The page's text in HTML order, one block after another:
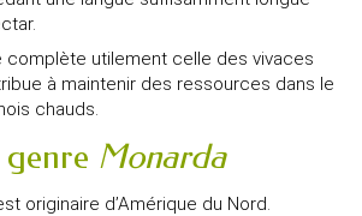
complète utilement celle des vivaces
à maintenir des ressources dans le
chauds.
Monarda
originaire d’Amérique du Nord.